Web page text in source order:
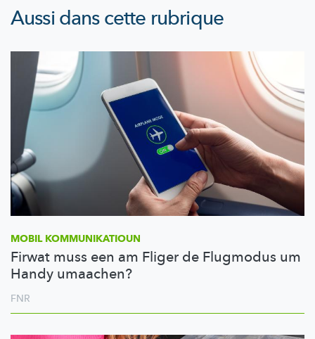
Aussi dans cette rubrique
MOBIL KOMMUNIKATIOUN
Firwat muss een am Fliger de Flugmodus um
Handy umaachen?
FNR